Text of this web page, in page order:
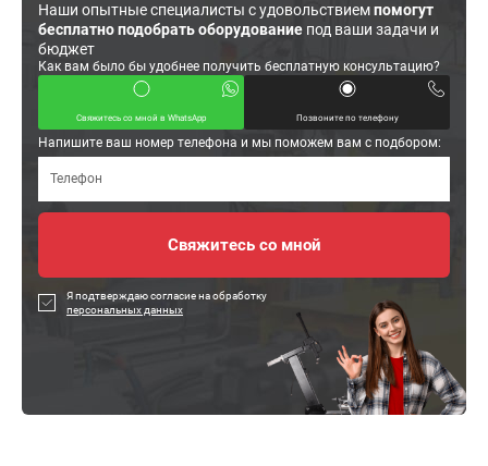
Наши опытные специалисты с удовольствиемпомогут
бесплатно подобрать оборудование под ваши задачи и
бюджет
Как вам было бы удобнее получить бесплатную консультацию?
Свяжитесь со мной в WhatsApp Позвоните по телефону
Напишите ваш номер телефона и мы поможем вам с подбором:
Я подтверждаю согласие на обработку
персональных данных